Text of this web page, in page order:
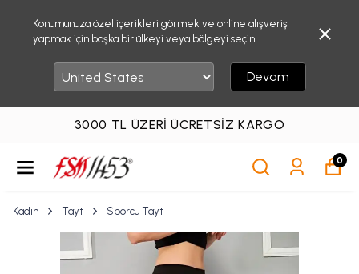
Konumunuza özel içerikleri görmek ve online alışveriş
yapmak için başka bir ülkeyi veya bölgeyi seçin.
Devam
3000 TL ÜZERI ÜCRETSIZ KARGO
0
Kadın Tayt Sporcu Tayt